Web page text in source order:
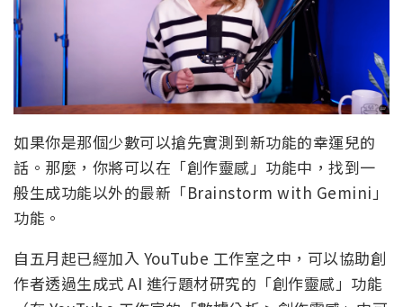
如果你是那個少數可以搶先實測到新功能的幸運兒的
話。那麼，你將可以在「創作靈感」功能中，找到一
般生成功能以外的最新「Brainstorm with Gemini」
功能。
自五月起已經加入 YouTube 工作室之中，可以協助創
作者透過生成式 AI 進行題材研究的「創作靈感」功能